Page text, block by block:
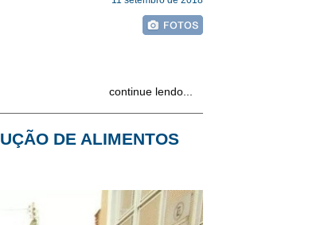
continue lendo...
DE ALIMENTOS